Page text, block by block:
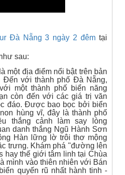
Đà Nẵng 3 ngày 2 đêmtại
sau:
một địa điểm nổi bật trên bản
Đến với thành phố Đà Nẵng,
một thành phố biển năng
còn đến với các giá trị văn
đáo. Được bao bọc bởi biển
hùng vĩ, đây là thành phố
thắng cảnh làm say lòng
danh thắng Ngũ Hành Sơn
Hàn lững lờ trôi thơ mộng
trưng. Khám phá "đường lên
hay thế giới tâm linh tại Chùa
mình vào thiên nhiên với Bán
quyến rũ nhất hành tinh -